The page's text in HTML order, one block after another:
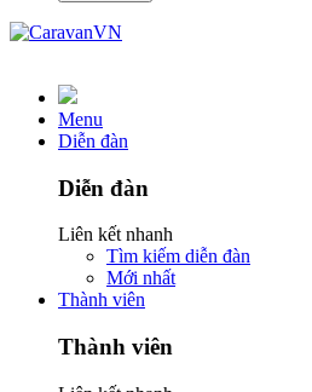
Menu
Diễn đàn
Diễn đàn
Liên kết nhanh
Tìm kiếm diễn đàn
Mới nhất
Thành viên
Thành viên